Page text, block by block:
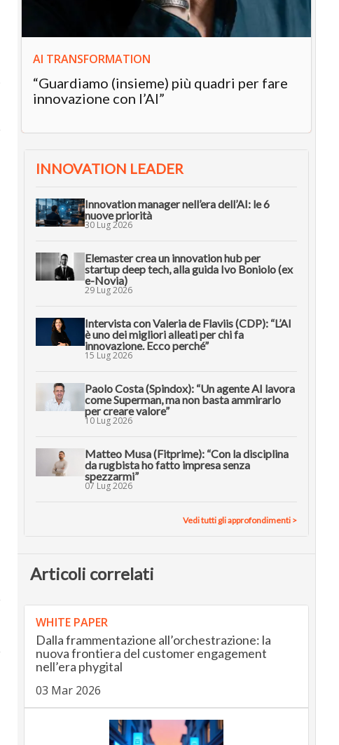
AI TRANSFORMATION
“Guardiamo (insieme) più quadri per fare
innovazione con l’AI”
INNOVATION LEADER
Innovation manager nell’era dell’AI: le 6
nuove priorità
30 Lug 2026
Elemaster crea un innovation hub per
startup deep tech, alla guida Ivo Boniolo (ex
e-Novia)
29 Lug 2026
Intervista con Valeria de Flaviis (CDP): “L’AI
è uno dei migliori alleati per chi fa
innovazione. Ecco perché”
15 Lug 2026
Paolo Costa (Spindox): “Un agente AI lavora
come Superman, ma non basta ammirarlo
per creare valore”
10 Lug 2026
Matteo Musa (Fitprime): “Con la disciplina
da rugbista ho fatto impresa senza
spezzarmi”
07 Lug 2026
Vedi tutti gli approfondimenti >
Articoli correlati
WHITE PAPER
Dalla frammentazione all’orchestrazione: la
nuova frontiera del customer engagement
nell’era phygital
03 Mar 2026